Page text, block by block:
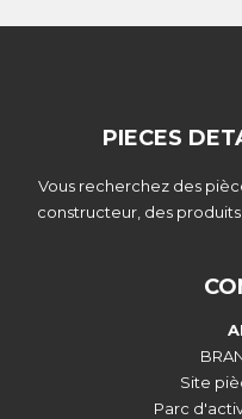
PIECES
Vous recherchez des
constructeur, des
Site
Parc